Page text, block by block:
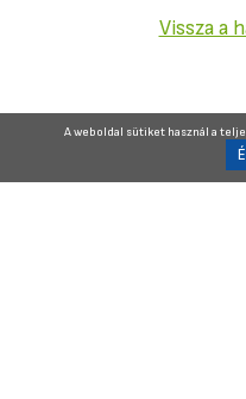
Vissza a
A weboldal sütiket használ a